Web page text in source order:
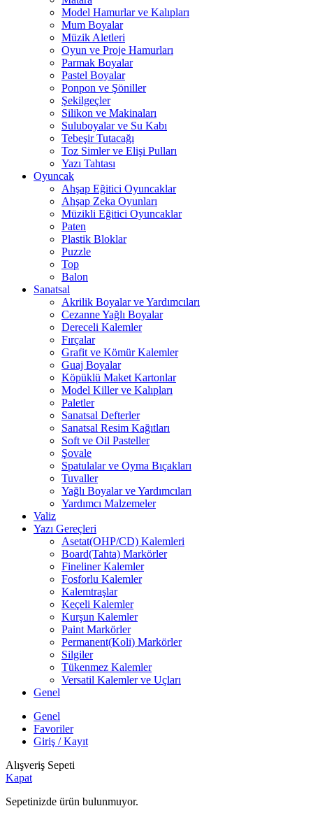
Model Hamurlar ve Kalıpları
Mum Boyalar
Müzik Aletleri
Oyun ve Proje Hamurları
Parmak Boyalar
Pastel Boyalar
Ponpon ve Şöniller
Şekilgeçler
Silikon ve Makinaları
Suluboyalar ve Su Kabı
Tebeşir Tutacağı
Toz Simler ve Elişi Pulları
Yazı Tahtası
Oyuncak
Ahşap Eğitici Oyuncaklar
Ahşap Zeka Oyunları
Müzikli Eğitici Oyuncaklar
Paten
Plastik Bloklar
Puzzle
Top
Balon
Sanatsal
Akrilik Boyalar ve Yardımcıları
Cezanne Yağlı Boyalar
Dereceli Kalemler
Fırçalar
Grafit ve Kömür Kalemler
Guaj Boyalar
Köpüklü Maket Kartonlar
Model Killer ve Kalıpları
Paletler
Sanatsal Defterler
Sanatsal Resim Kağıtları
Soft ve Oil Pasteller
Şovale
Spatulalar ve Oyma Bıçakları
Tuvaller
Yağlı Boyalar ve Yardımcıları
Yardımcı Malzemeler
Valiz
Yazı Gereçleri
Asetat(OHP/CD) Kalemleri
Board(Tahta) Markörler
Fineliner Kalemler
Fosforlu Kalemler
Kalemtraşlar
Keçeli Kalemler
Kurşun Kalemler
Paint Markörler
Permanent(Koli) Markörler
Silgiler
Tükenmez Kalemler
Versatil Kalemler ve Uçları
Genel
Genel
Favoriler
Giriş / Kayıt
Alışveriş Sepeti
Kapat
Sepetinizde ürün bulunmuyor.